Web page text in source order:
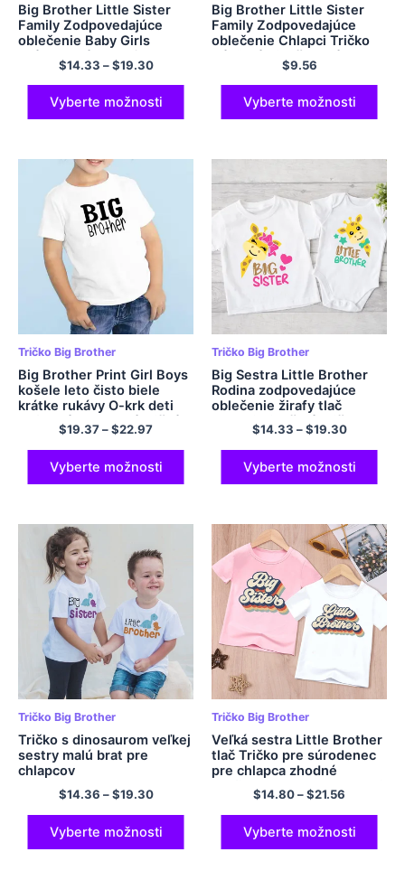
Big Brother Little Sister
Family Zodpovedajúce
oblečenie Baby Girls
Krátky rukáv Batoľa Body
Body Brat Na voľný čas
Tričko Topy Detská košeľa
$14.33 –$19.30
Vyberte možnosti
Big Brother Little Sister
Family Zodpovedajúce
oblečenie Chlapci Tričko
Bábätká Dievčenské
Batoľatá Romper Kid Tričká
Letné Oblečenie s krátkym
rukávom
$9.56
Vyberte možnosti
Tričko Big Brother
Big Brother Print Girl Boys
košele leto čisto biele
krátke rukávy O-krk deti
neformálne detské tričká
$19.37–$22.97
Vyberte možnosti
Tričko Big Brother
Big Sestra Little Brother
Rodina zodpovedajúce
oblečenie žirafy tlač
chlapci Dievčatá Tričko
batoľa Romper Kidstops
$14.33 –$19.30
Vyberte možnosti
Tričko Big Brother
Tričko s dinosaurom veľkej
sestry malú brat pre
chlapcov
$14.36 –$19.30
Vyberte možnosti
Tričko Big Brother
Veľká sestra Little Brother
tlač Tričko pre súrodenec
pre chlapca zhodné
outfing Tops Tops pre deti
letné tričko retro detské
oblečenie Tee
$14.80–$21.56
Vyberte možnosti